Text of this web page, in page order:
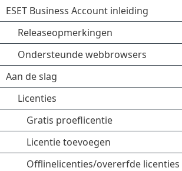
ESET Business Account inleiding
Releaseopmerkingen
Ondersteunde webbrowsers
Aan de slag
Licenties
Gratis proeflicentie
Licentie toevoegen
Offlinelicenties/overerfde